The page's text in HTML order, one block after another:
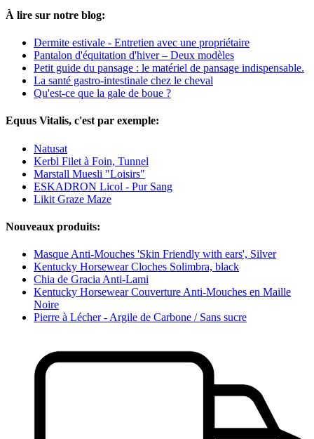
À lire sur notre blog:
Dermite estivale - Entretien avec une propriétaire
Pantalon d'équitation d'hiver – Deux modèles
Petit guide du pansage : le matériel de pansage indispensable.
La santé gastro-intestinale chez le cheval
Qu'est-ce que la gale de boue ?
Equus Vitalis, c'est par exemple:
Natusat
Kerbl Filet à Foin, Tunnel
Marstall Muesli "Loisirs"
ESKADRON Licol - Pur Sang
Likit Graze Maze
Nouveaux produits:
Masque Anti-Mouches 'Skin Friendly with ears', Silver
Kentucky Horsewear Cloches Solimbra, black
Chia de Gracia Anti-Lami
Kentucky Horsewear Couverture Anti-Mouches en Maille
Noire
Pierre à Lécher - Argile de Carbone / Sans sucre